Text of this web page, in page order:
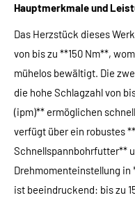
Hauptmerkmale und
Das Herzstück dieses
von bis zu **150 Nm**,
mühelos bewältigt. Die
die hohe Schlagzahl von
(ipm)** ermöglichen
verfügt über ein robustes
Schnellspannbohrfutter**
Drehmomenteinstellung
ist beeindruckend: bis zu